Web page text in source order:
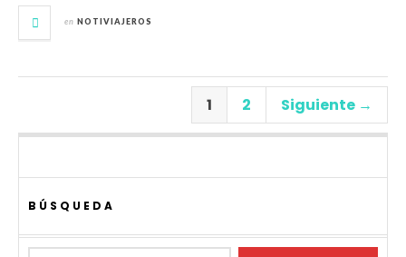
en NOTIVIAJEROS
1 2 Siguiente →
BÚSQUEDA